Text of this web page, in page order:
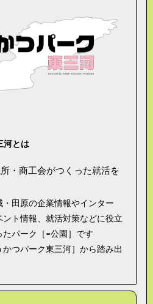
河とは
・商工会がつくった就活を
田原の企業情報やインター
ト情報、就活対策などに役立
パーク［=公園］です
つパーク東三河］から踏み出